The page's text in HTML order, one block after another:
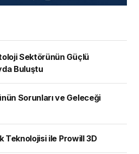
Sektörünün Güçlü
Buluştu
Sorunları ve Geleceği
Teknolojisi ile Prowill 3D